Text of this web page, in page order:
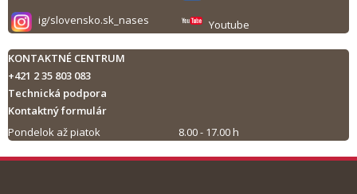
ig/slovensko.sk_nases Youtube
KONTAKTNÉ CENTRUM
+421 2 35 803 083
Technická podpora
Kontaktný formulár
Pondelok až piatok
8.00 - 17.00 h
Tlač obsahu